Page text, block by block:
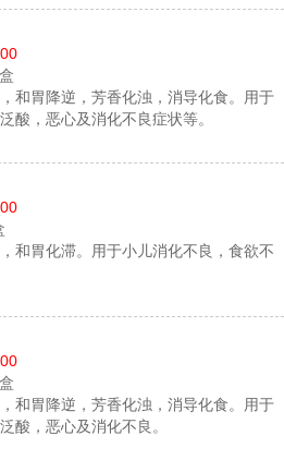
和胃降逆，芳香化浊，消导化食。用于
酸，恶心及消化不良症状等。
和胃化滞。用于小儿消化不良，食欲不
和胃降逆，芳香化浊，消导化食。用于
酸，恶心及消化不良。